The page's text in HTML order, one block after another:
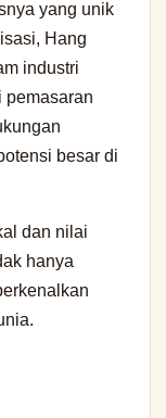
yang unik
Hang
industri
pemasaran
besar di
dan nilai
hanya